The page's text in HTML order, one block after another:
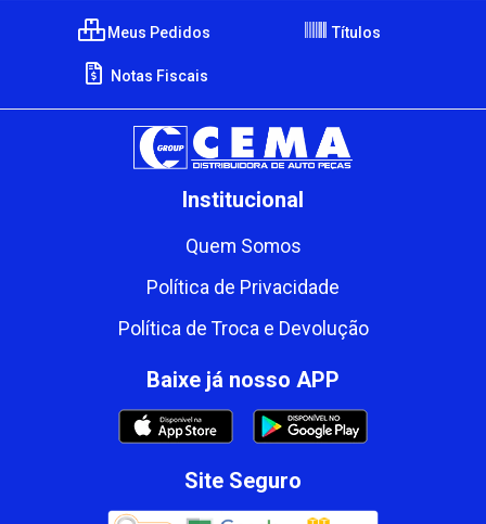
Meus Pedidos Títulos
Notas Fiscais
Institucional
Quem Somos
Política de Privacidade
Política de Troca e Devolução
Baixe já nosso APP
Site Seguro